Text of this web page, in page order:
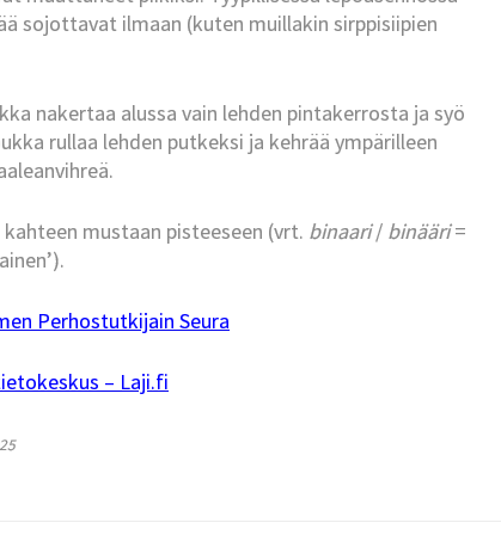
sojottavat ilmaan (kuten muillakin sirppisiipien
nakertaa alussa vain lehden pintakerrosta ja syö
rullaa lehden putkeksi ja kehrää ympärilleen
mustaan pisteeseen (vrt. binaari/ binääri=
Perhostutkijain Seura
– Laji.fi